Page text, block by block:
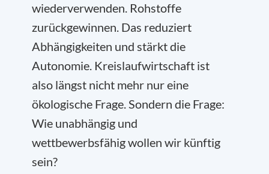
wiederverwenden. Rohstoffe
zurückgewinnen. Das reduziert
Abhängigkeiten und stärkt die
Autonomie. Kreislaufwirtschaft ist
also längst nicht mehr nur eine
ökologische Frage. Sondern die Frage:
Wie unabhängig und
wettbewerbsfähig wollen wir künftig
sein?